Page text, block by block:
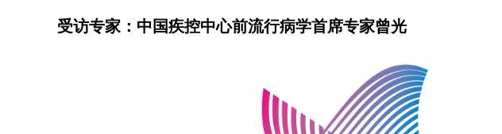
受访专家：中国疾控中心前流行病学首席专家曾光